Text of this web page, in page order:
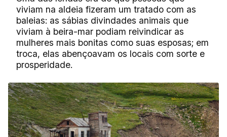
viviam na aldeia fizeram um tratado com as
baleias: as sábias divindades animais que
viviam à beira-mar podiam reivindicar as
mulheres mais bonitas como suas esposas; em
troca, elas abençoavam os locais com sorte e
prosperidade.